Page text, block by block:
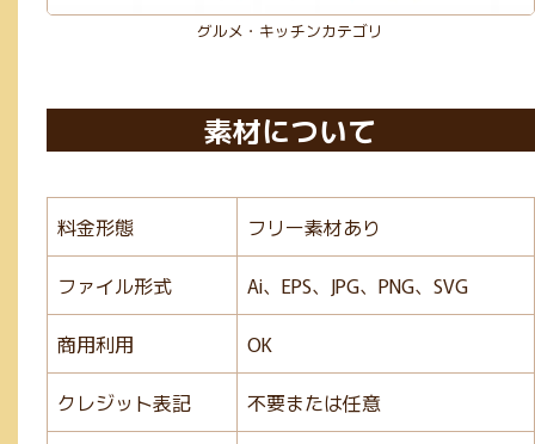
グルメ・キッチンカテゴリ
素材について
料金形態 フリー素材あり
ファイル形式 Ai、EPS、JPG、PNG、SVG
商用利用 OK
クレジット表記 不要または任意